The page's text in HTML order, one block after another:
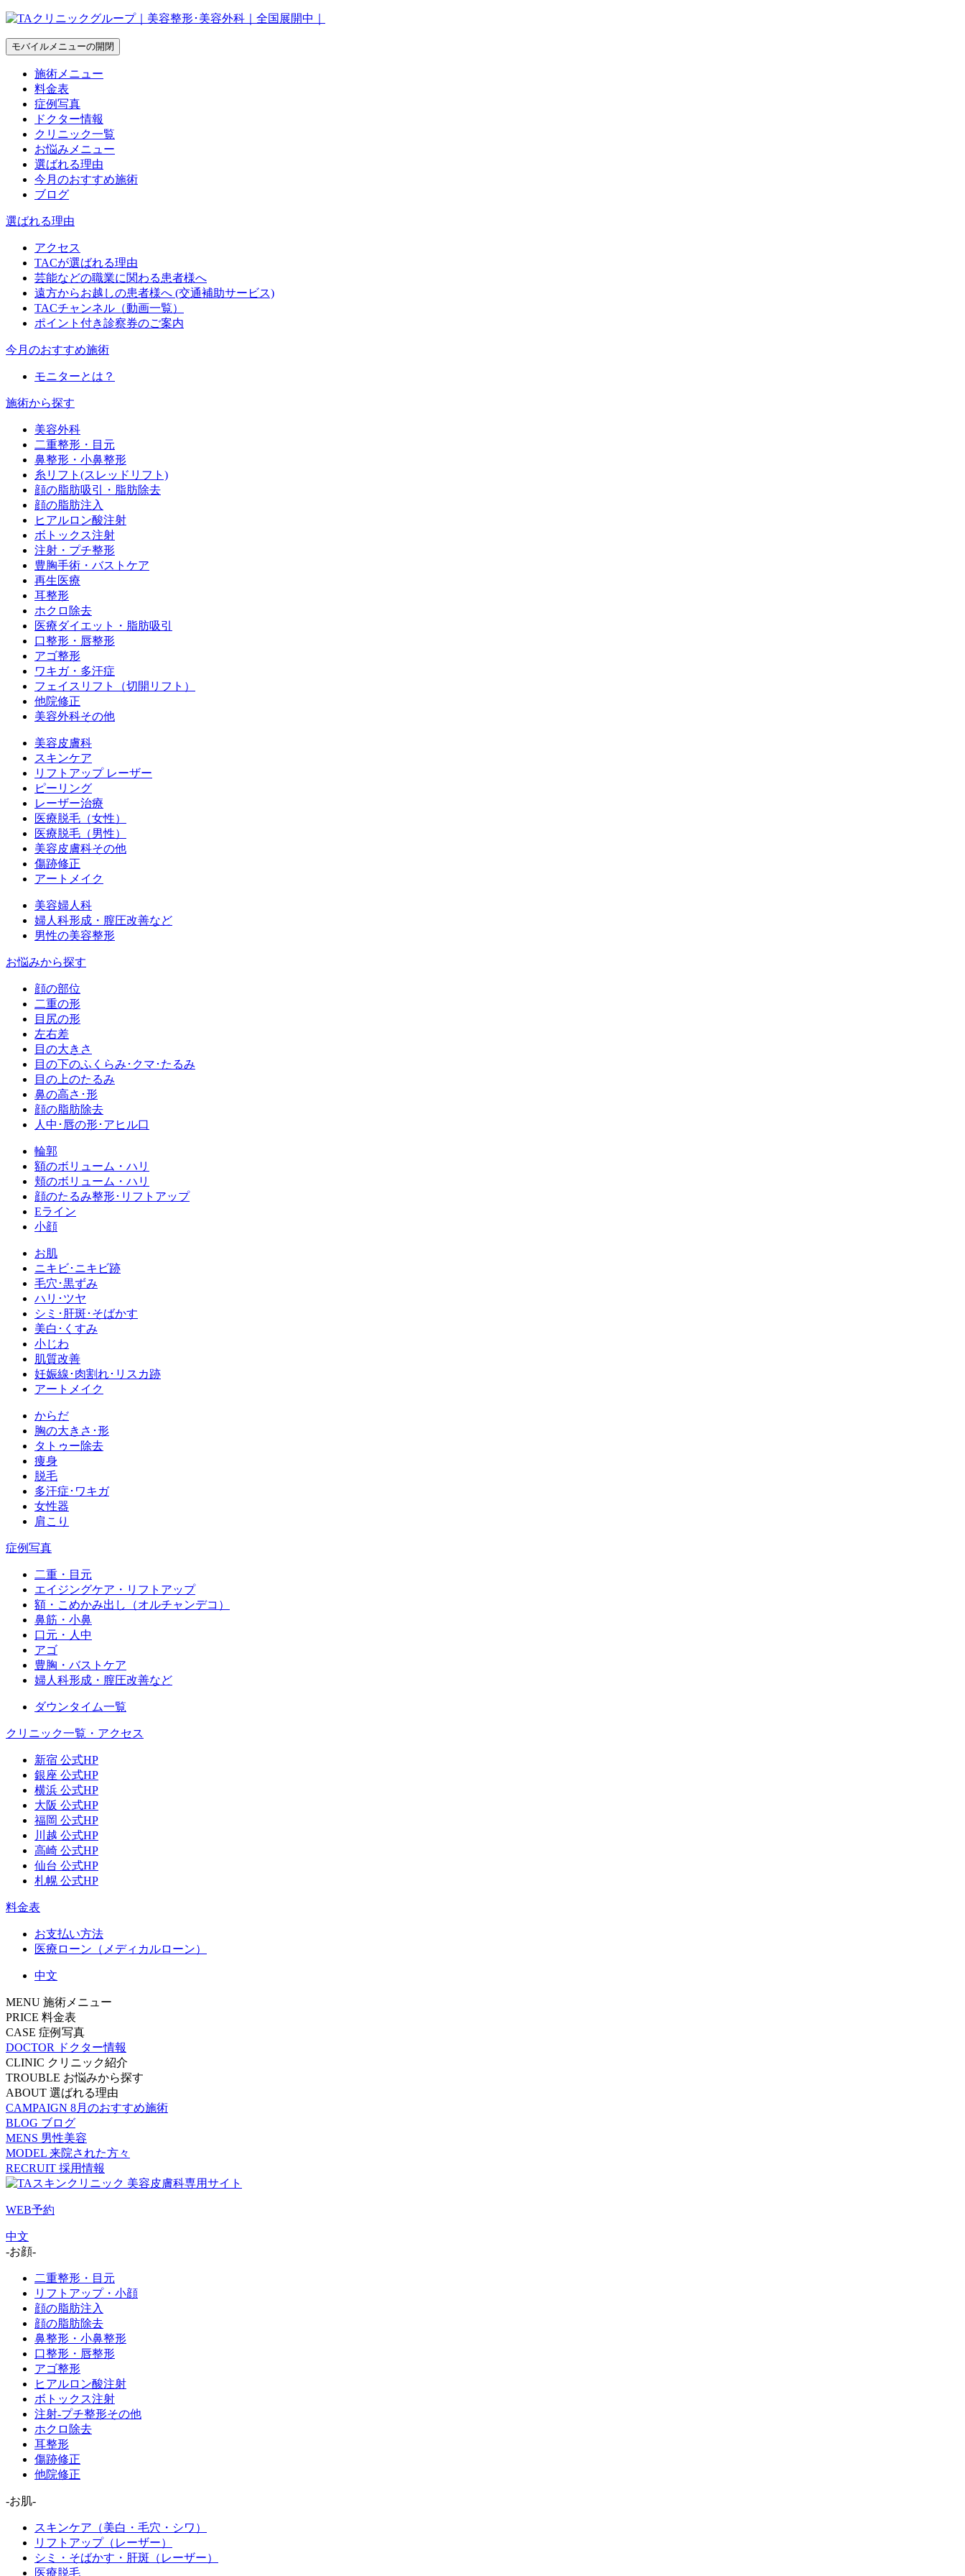
モバイルメニューの開閉
施術メニュー
料金表
症例写真
ドクター情報
クリニック一覧
お悩みメニュー
選ばれる理由
今月のおすすめ施術
ブログ
選ばれる理由
アクセス
TACが選ばれる理由
芸能などの職業に関わる患者様へ
遠方からお越しの患者様へ (交通補助サービス)
TACチャンネル（動画一覧）
ポイント付き診察券のご案内
今月のおすすめ施術
モニターとは？
施術から探す
美容外科
二重整形・目元
鼻整形・小鼻整形
糸リフト(スレッドリフト)
顔の脂肪吸引・脂肪除去
顔の脂肪注入
ヒアルロン酸注射
ボトックス注射
注射・プチ整形
豊胸手術・バストケア
再生医療
耳整形
ホクロ除去
医療ダイエット・脂肪吸引
口整形・唇整形
アゴ整形
ワキガ・多汗症
フェイスリフト（切開リフト）
他院修正
美容外科その他
美容皮膚科
スキンケア
リフトアップ レーザー
ピーリング
レーザー治療
医療脱毛（女性）
医療脱毛（男性）
美容皮膚科その他
傷跡修正
アートメイク
美容婦人科
婦人科形成・膣圧改善など
男性の美容整形
お悩みから探す
顔の部位
二重の形
目尻の形
左右差
目の大きさ
目の下のふくらみ･クマ･たるみ
目の上のたるみ
鼻の高さ･形
顔の脂肪除去
人中･唇の形･アヒル口
輪郭
額のボリューム・ハリ
頬のボリューム・ハリ
顔のたるみ整形･リフトアップ
Eライン
小顔
お肌
ニキビ･ニキビ跡
毛穴･黒ずみ
ハリ･ツヤ
シミ･肝斑･そばかす
美白･くすみ
小じわ
肌質改善
妊娠線･肉割れ･リスカ跡
アートメイク
からだ
胸の大きさ･形
タトゥー除去
痩身
脱毛
多汗症･ワキガ
女性器
肩こり
症例写真
二重・目元
エイジングケア・リフトアップ
額・こめかみ出し（オルチャンデコ）
鼻筋・小鼻
口元・人中
アゴ
豊胸・バストケア
婦人科形成・膣圧改善など
ダウンタイム一覧
クリニック一覧・アクセス
新宿 公式HP
銀座 公式HP
横浜 公式HP
大阪 公式HP
福岡 公式HP
川越 公式HP
高崎 公式HP
仙台 公式HP
札幌 公式HP
料金表
お支払い方法
医療ローン（メディカルローン）
中文
MENU 施術メニュー
PRICE 料金表
CASE 症例写真
DOCTOR
ドクター情報
CLINIC クリニック紹介
TROUBLE お悩みから探す
ABOUT 選ばれる理由
CAMPAIGN 8月のおすすめ施術
BLOG ブログ
MENS 男性美容
MODEL 来院された方々
RECRUIT 採用情報
WEB予約
中文
-お顔-
二重整形・目元
リフトアップ・小顔
顔の脂肪注入
顔の脂肪除去
鼻整形・小鼻整形
口整形・唇整形
アゴ整形
ヒアルロン酸注射
ボトックス注射
注射-プチ整形その他
ホクロ除去
耳整形
傷跡修正
他院修正
-お肌-
スキンケア（美白・毛穴・シワ）
リフトアップ（レーザー）
シミ・そばかす・肝斑（レーザー）
医療脱毛